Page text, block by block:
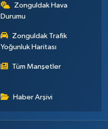
Zonguldak Hava
Durumu
Zonguldak Trafik
Yoğunluk Haritası
Tüm Manşetler
Haber Arşivi